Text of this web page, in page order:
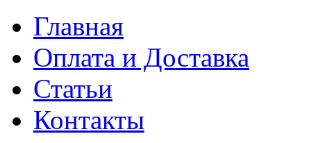
Главная
Оплата и Доставка
Статьи
Контакты